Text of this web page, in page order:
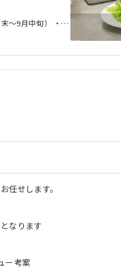
〜9月中旬） ・冬
任せします。
なります
ー考案